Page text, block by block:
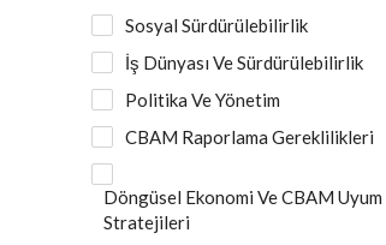
Sosyal Sürdürülebilirlik
İş Dünyası Ve Sürdürülebilirlik
Politika Ve Yönetim
CBAM Raporlama Gereklilikleri
Döngüsel Ekonomi Ve CBAM Uyum
Stratejileri